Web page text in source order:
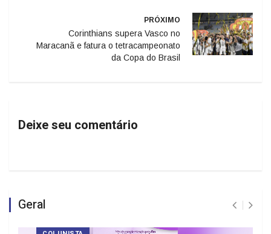
PRÓXIMO
Corinthians supera Vasco no
Maracanã e fatura o tetracampeonato
da Copa do Brasil
Deixe seu comentário
Geral